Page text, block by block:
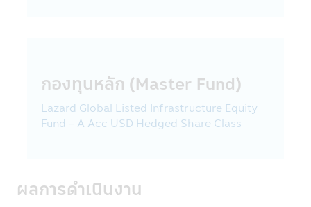
เปิดเผยหรือไม่เปิดเผยข้อมูลของท่านได้
รูปแบบข้อมูล
ข้อมูลที่ทางบริษัทฯ เก็บนั้นจัดทำเพื่อให้บริษัทฯ
จากใบสมัครเปิดบัญชีและข้อมูลของท่านเพื่อใช้
บริการทางอินเตอร์เน็ตของบริษัทฯ
กองทุนหลัก (Master Fund)
Lazard Global Listed Infrastructure Equity
Fund - A Acc USD Hedged Share Class
ผลการดำเนินงาน